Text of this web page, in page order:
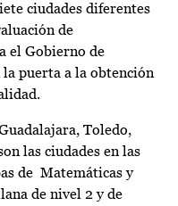
ciudades diferentes
de
el Gobierno de
puerta a la obtención
Toledo,
las ciudades en las
de Matemáticas y
de nivel 2 y de